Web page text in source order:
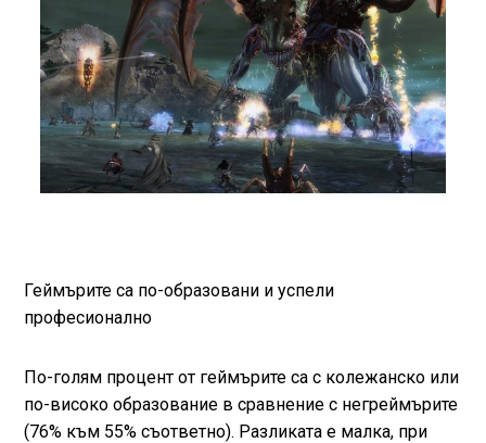
Геймърите са по-образовани и успели
професионално
По-голям процент от геймърите са с колежанско или
по-високо образование в сравнение с негреймърите
(76% към 55% съответно). Разликата е малка, при